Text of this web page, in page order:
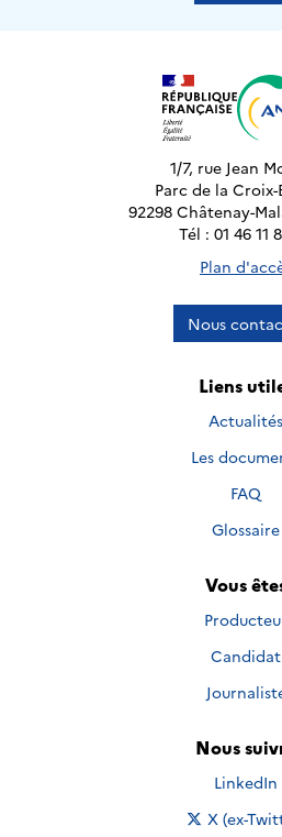
1/7, rue Jean
Parc de la
92298 Châtenay-
Tél : 01 46 11
Plan
Nous
Liens
Actualités
Les
FAQ
Glossaire
Vous
Candidat
Nous
Nous
LinkedIn
Nous
X (ex-